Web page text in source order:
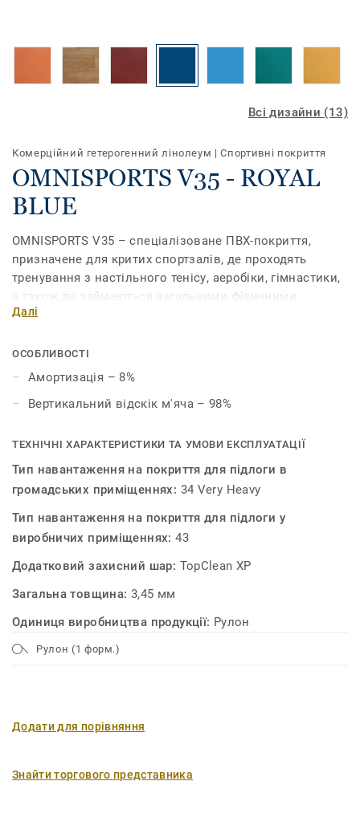
Всі дизайни (13)
Комерційний гетерогенний лінолеум |Спортивні покриття
OMNISPORTS V35 - ROYAL
BLUE
OMNISPORTS V35 – спеціалізоване ПВХ-покриття,
призначене для критих спортзалів, де проходять
тренування з настільного тенісу, аеробіки, гімнастики,
а також де займаються загальними фізичними
вправами. Але для використання в ігрових залах таке
амортизації.
Далі
ОСОБЛИВОСТІ
Амортизація – 8%
Вертикальний відскік м'яча – 98%
ТЕХНІЧНІ ХАРАКТЕРИСТИКИ ТА УМОВИ ЕКСПЛУАТАЦІЇ
Тип навантаження на покриття для підлоги в
громадських приміщеннях: 34 Very Heavy
Тип навантаження на покриття для підлоги у
виробничих приміщеннях:43
Додатковий захисний шар: TopClean XP
Загальна товщина: 3,45 мм
Одиниця виробництва продукції: Рулон
Рулон (1 форм.)
Додати для порівняння
Знайти торгового представника